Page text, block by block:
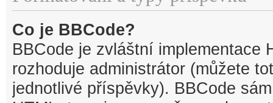
Co je BBCode?
BBCode je zvláštní implementace
rozhoduje administrátor (můžete
jednotlivé příspěvky). BBCode